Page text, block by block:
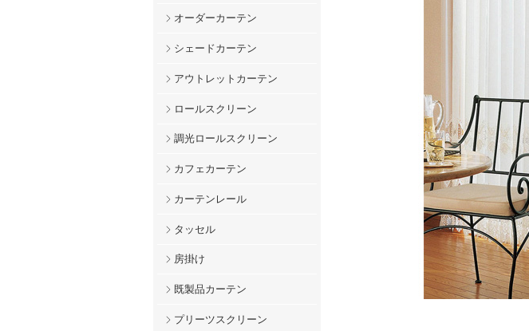
オーダーカーテン
シェードカーテン
アウトレットカーテン
ロールスクリーン
調光ロールスクリーン
カフェカーテン
カーテンレール
タッセル
房掛け
既製品カーテン
プリーツスクリーン